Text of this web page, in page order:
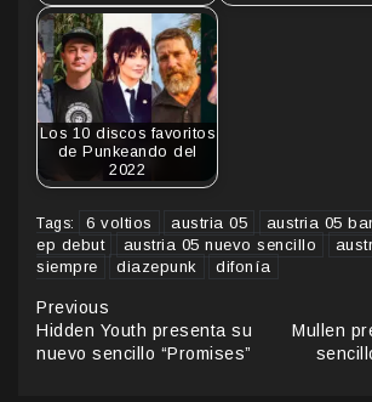
Los 10 discos favoritos
de Punkeando del
2022
Tags: 6 voltios austria 05 austria 05
ep debut
austria 05 nuevo sencillo
siempre
diazepunk difonía
Continue
Reading
Previous
Hidden Youth presenta su
nuevo sencillo “Promises”
Mullen